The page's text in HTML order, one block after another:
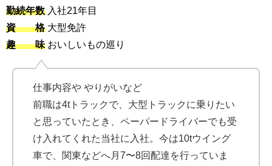
勤続年数 入社21年目
資 格大型免許
趣 味 おいしいもの巡り
仕事内容や やりがいなど
前職は4tトラックで、大型トラックに乗りたい
と思っていたとき、ペーパードライバーでも受
け入れてくれた当社に入社。今は10tウイング
車で、関東などへ月7〜8回配達を行っていま